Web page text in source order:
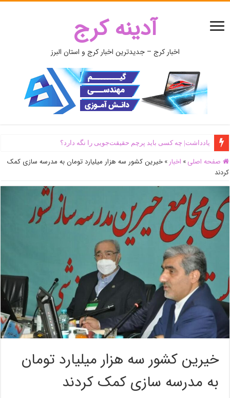
آدینه کرج
اخبار کرج – جدیدترین اخبار کرج و استان البرز
یادداشت| ‌چه کسی باید پرچم حقیقت‌جویی را نگه دارد؟
صفحه اصلی » اخبار » خیرین کشور سه هزار میلیارد تومان به مدرسه سازی کمک
کردند
خیرین کشور سه هزار میلیارد تومان
به مدرسه سازی کمک کردند